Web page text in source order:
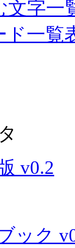
文字一
ド一覧
v0.2
ック